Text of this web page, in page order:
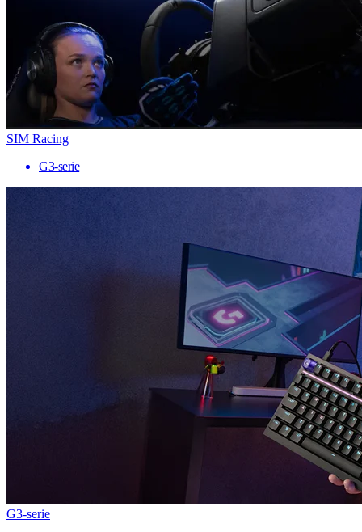
SIM Racing
G3-serie
G3-serie